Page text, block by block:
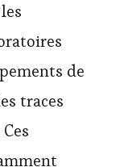
de
traces